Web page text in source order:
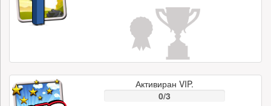
Активиран VIP.
0/3